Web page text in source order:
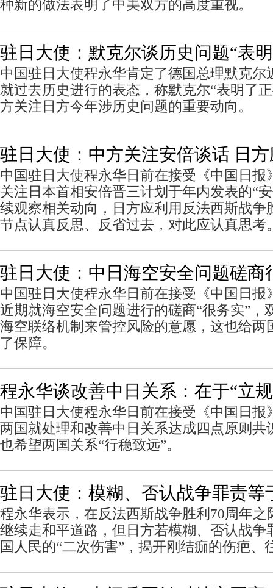
种新的做法表明了中美双方的高度重视。
驻日大使：默克尔谈历史问题“表
中国驻日大使程永华肯定了德国总理默克尔
就过去历史进行的表态，称默克尔“表明了
方关注日方今年涉历史问题的重要动向。
驻日大使：中方关注安倍谈话 日
中国驻日大使程永华日前在接受《中国日报
关注日本首相安倍晋三计划于年内发表的“
续观察相关动向，日方应利用反法西斯战争
节点认真反思、反省过去，对此应认真思考
驻日大使：中日海空安全问题磋商
中国驻日大使程永华日前在接受《中国日报
近期就海空安全问题进行的磋商“很务实”，
海空联络机制来管控风险的意愿，这也给两
了保障。
程永华谈改善中日关系：在于“立
中国驻日大使程永华日前在接受《中国日报
两国就处理和改善中日关系达成四点原则共
也希望两国关系“行稳致远”。
驻日大使：模糊、否认战争罪责等
程永华表示，在反法西斯战争胜利70周年之
继续走和平道路，但日方若模糊、否认战争
国人民的“二次伤害”，揭开刚结痂的伤疤、